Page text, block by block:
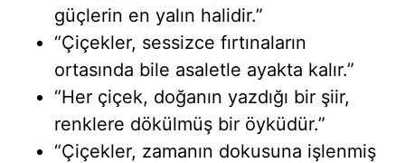
güçlerin en yalın halidir.”
“Çiçekler, sessizce fırtınaların
ortasında bile asaletle ayakta kalır.”
“Her çiçek, doğanın yazdığı bir şiir,
renklere dökülmüş bir öyküdür.”
“Çiçekler, zamanın dokusuna işlenmiş